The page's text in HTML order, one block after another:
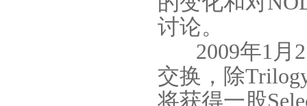
讨论。
2009年1 月 2
交换，除
将获得一股